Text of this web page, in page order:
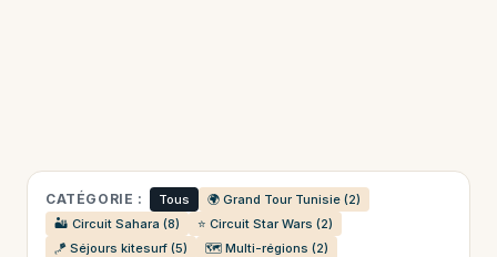
CATÉGORIE : Tous
🌍 Grand Tour Tunisie (2)
🏜️ Circuit Sahara (8)
⭐ Circuit Star Wars (2)
🪁 Séjours kitesurf (5)
🗺️ Multi-régions (2)